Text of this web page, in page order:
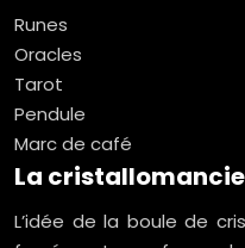
Runes
Oracles
Tarot
Pendule
Marc de café
La cristallomancie
L’idée de la boule de